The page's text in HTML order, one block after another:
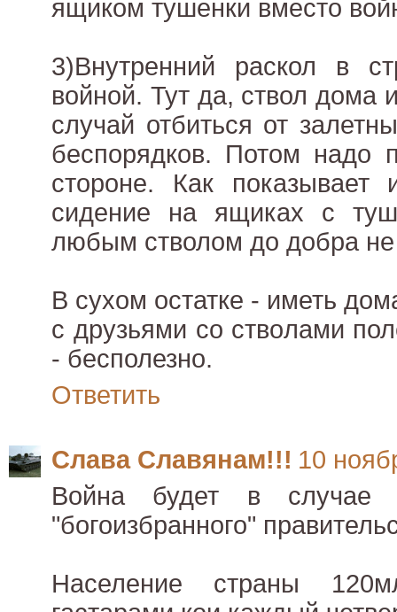
ящиком тушенки вместо
3)Внутренний раскол в
войной. Тут да, ствол дома
случай отбиться от
беспорядков. Потом надо
стороне. Как показывает
сидение на ящиках с
любым стволом до добра не
В сухом остатке - иметь
с друзьями со стволами
- бесполезно.
Ответить
Слава Славянам!!! 10
Война будет в случае
"богоизбранного"
Население страны